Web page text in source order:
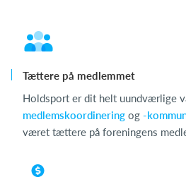
Tættere på medlemmet
Holdsport er dit helt uundværlige
medlemskoordinering og -
været tættere på foreningens